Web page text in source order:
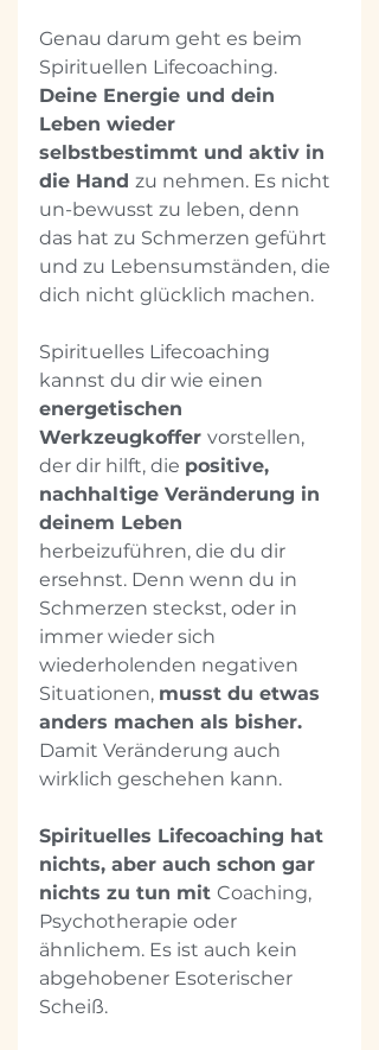
Genau darum geht es beim
Spirituellen Lifecoaching.
Deine Energie und dein
Leben wieder
selbstbestimmt und aktiv in
die Hand zu nehmen. Es nicht
un-bewusst zu leben, denn
das hat zu Schmerzen geführt
und zu Lebensumständen, die
dich nicht glücklich machen.
Spirituelles Lifecoaching
kannst du dir wie einen
energetischen
Werkzeugkoffer vorstellen,
der dir hilft, die positive,
nachhaltige Veränderung in
deinem Leben
herbeizuführen, die du dir
ersehnst. Denn wenn du in
Schmerzen steckst, oder in
immer wieder sich
wiederholenden negativen
Situationen, musst du etwas
anders machen als bisher.
Damit Veränderung auch
wirklich geschehen kann.
Spirituelles Lifecoaching hat
nichts, aber auch schon gar
nichts zu tun mit Coaching,
Psychotherapie oder
ähnlichem. Es ist auch kein
abgehobener Esoterischer
Scheiß.